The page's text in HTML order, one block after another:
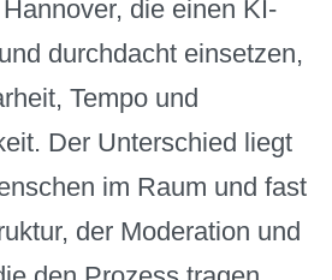
die einen KI-
durchdacht einsetzen,
Tempo und
Der Unterschied liegt
im Raum und fast
der Moderation und